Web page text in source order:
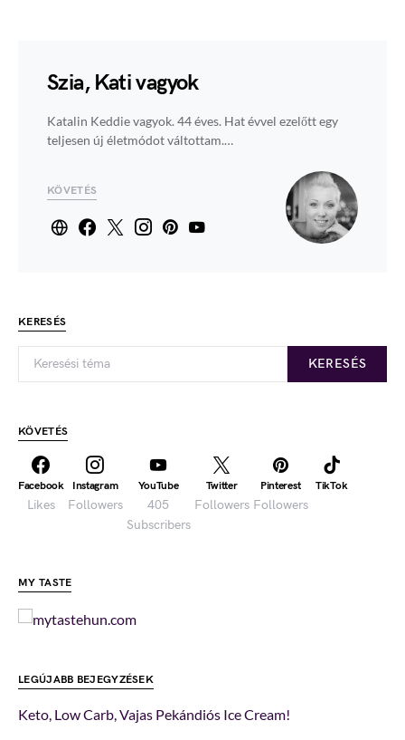
Szia, Kati vagyok
Katalin Keddie vagyok. 44 éves. Hat évvel ezelőtt egy
teljesen új életmódot váltottam.…
KÖVETÉS
KERESÉS
KERESÉS
KÖVETÉS
Facebook
Likes
Instagram
Followers
YouTube
405
Subscribers
Twitter
Followers
Pinterest
Followers
TikTok
MY TASTE
LEGÚJABB BEJEGYZÉSEK
Keto, Low Carb, Vajas Pekándiós Ice Cream!